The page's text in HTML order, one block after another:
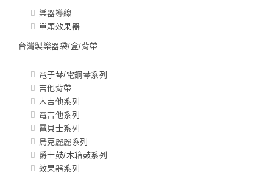
樂器導線
單顆效果器
台灣製樂器袋/盒/背帶
電子琴/電鋼琴系列
吉他背帶
木吉他系列
電吉他系列
電貝士系列
烏克麗麗系列
爵士鼓/木箱鼓系列
效果器系列